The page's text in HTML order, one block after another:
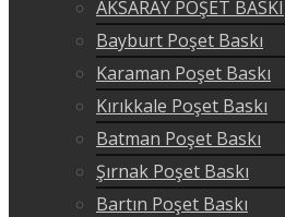
AKSARAY POŞET BASKI
Bayburt Poşet Baskı
Karaman Poşet Baskı
Kırıkkale Poşet Baskı
Batman Poşet Baskı
Şırnak Poşet Baskı
Bartın Poşet Baskı